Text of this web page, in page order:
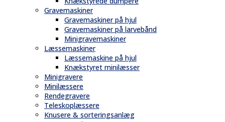
Gravemaskiner
Gravemaskiner på hjul
Gravemaskiner på larvebånd
Minigravemaskiner
Læssemaskiner
Læssemaskine på hjul
Knækstyret minilæsser
Minigravere
Minilæssere
Rendegravere
Teleskoplæssere
Knusere & sorteringsanlæg